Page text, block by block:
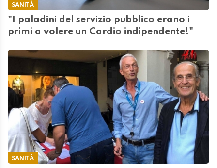
SANITÀ
"I paladini del servizio pubblico erano i
primi a volere un Cardio indipendente!"
SANITÀ